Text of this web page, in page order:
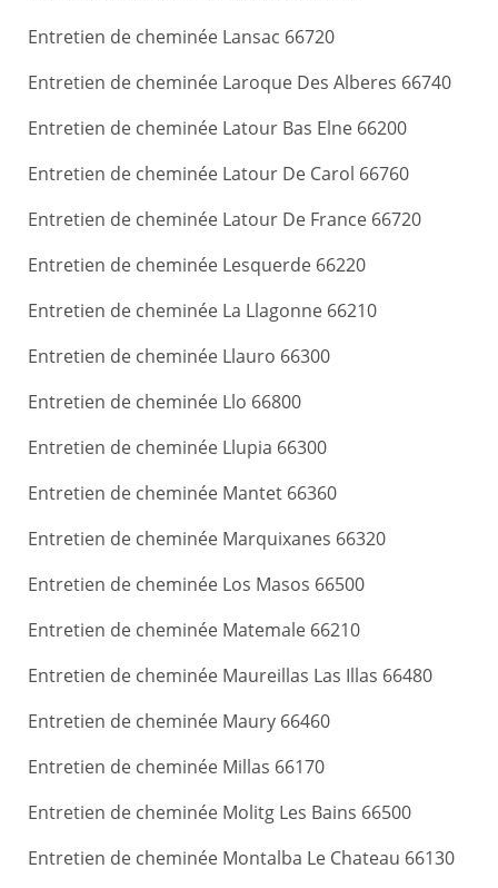
Entretien de cheminée Lansac 66720
Entretien de cheminée Laroque Des Alberes 66740
Entretien de cheminée Latour Bas Elne 66200
Entretien de cheminée Latour De Carol 66760
Entretien de cheminée Latour De France 66720
Entretien de cheminée Lesquerde 66220
Entretien de cheminée La Llagonne 66210
Entretien de cheminée Llauro 66300
Entretien de cheminée Llo 66800
Entretien de cheminée Llupia 66300
Entretien de cheminée Mantet 66360
Entretien de cheminée Marquixanes 66320
Entretien de cheminée Los Masos 66500
Entretien de cheminée Matemale 66210
Entretien de cheminée Maureillas Las Illas 66480
Entretien de cheminée Maury 66460
Entretien de cheminée Millas 66170
Entretien de cheminée Molitg Les Bains 66500
Entretien de cheminée Montalba Le Chateau 66130